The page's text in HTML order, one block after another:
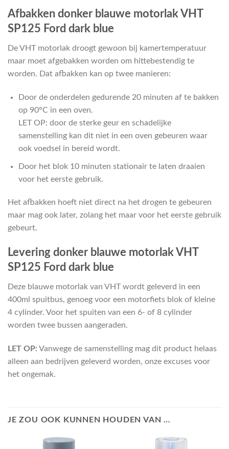
Afbakken donker blauwe motorlak VHT
SP125 Ford dark blue
De VHT motorlak droogt gewoon bij kamertemperatuur
maar moet afgebakken worden om hittebestendig te
worden. Dat afbakken kan op twee manieren:
Door de onderdelen gedurende 20 minuten af te bakken
op 90°C in een oven.
LET OP: door de sterke geur en schadelijke
samenstelling kan dit niet in een oven gebeuren waar
ook voedsel in bereid wordt.
Door het blok 10 minuten stationair te laten draaien
voor het eerste gebruik.
Het afbakken hoeft niet direct na het drogen te gebeuren
maar mag ook later, zolang het maar voor het eerste gebruik
gebeurt.
Levering donker blauwe motorlak VHT
SP125 Ford dark blue
Deze blauwe motorlak van VHT wordt geleverd in een
400ml spuitbus, genoeg voor een motorfiets blok of kleine
4 cylinder. Voor het spuiten van een 6- of 8 cylinder
worden twee bussen aangeraden.
LET OP: Vanwege de samenstelling mag dit product helaas
alleen aan bedrijven geleverd worden, onze excuses voor
het ongemak.
JE ZOU OOK KUNNEN HOUDEN VAN …